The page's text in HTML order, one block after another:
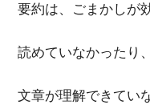
要約は、ごまかしが
読めていなかったり、
文章が理解できてい